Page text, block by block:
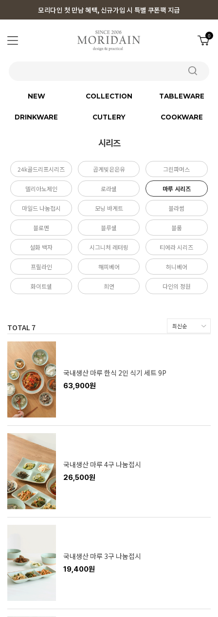
모리다인 첫 만남 혜택, 신규가입 시 특별 쿠폰팩 지급
0
NEW COLLECTION TABLEWARE
DRINKWARE CUTLERY COOKWARE
시리즈
24k골드리프시리즈 곱게빚은은유 그린파머스
델리아노제인 로라쉘 마루 시리즈
마일드 나눔접시 모닝 바게트 블라썸
블로멘 블루쉘 블룸
설화 백자 시그니처 레터링 티에라 시리즈
프릴라인 해피베어 허니베어
화이트쉘 희연 다인의 정원
TOTAL7
국내생산 마루 한식 2인 식기 세트 9P
63,900원
국내생산 마루 4구 나눔접시
26,500원
국내생산 마루 3구 나눔접시
19,400원